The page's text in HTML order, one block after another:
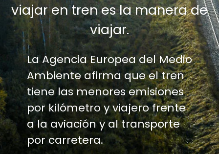
viajar en tren es la manera de
viajar.
La Agencia Europea del Medio
Ambiente afirma que el tren
tiene las menores emisiones
por kilómetro y viajero frente
a la aviación y al transporte
por carretera.